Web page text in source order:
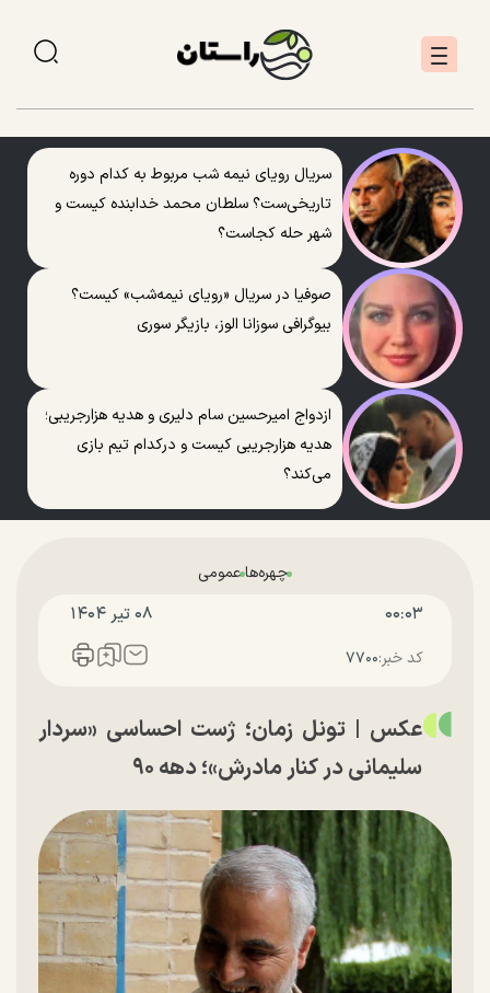
سریال رویای نیمه شب مربوط به کدام دوره
تاریخی‌ست؟ سلطان محمد خدابنده کیست و
شهر حله کجاست؟
صوفیا در سریال «رویای نیمه‌شب» کیست؟
بیوگرافی سوزانا الوز، بازیگر سوری
ازدواج امیرحسین سام دلیری و هدیه هزارجریبی؛
هدیه هزارجریبی کیست و درکدام تیم بازی
می‌کند؟
چهره‌هاعمومی
۰۰:۰۳ ۰۸ تير ۱۴۰۴
کد خبر:۷۷۰۰
عکس | تونل زمان؛ ژست احساسی «سردار
سلیمانی در کنار مادرش»؛ دهه ۹۰